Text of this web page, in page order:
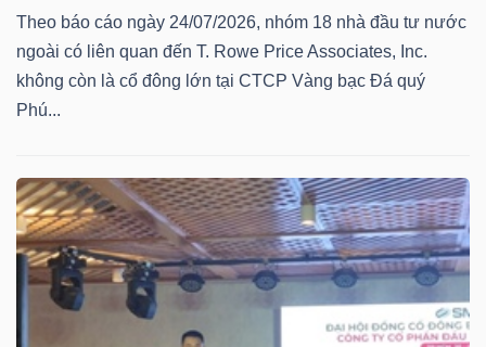
Theo báo cáo ngày 24/07/2026, nhóm 18 nhà đầu tư nước
ngoài có liên quan đến T. Rowe Price Associates, Inc.
không còn là cổ đông lớn tại CTCP Vàng bạc Đá quý
Phú...